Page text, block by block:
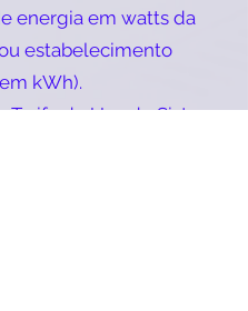
energia em watts da
estabelecimento
kWh).
Tarifa de Uso do Sistema